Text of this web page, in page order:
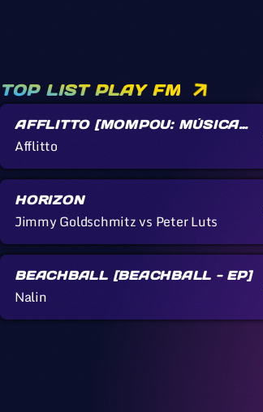
TOP LIST PLAY FM
AFFLITTO [MOMPOU: MÚSICA
CALLADA]
Afflitto
HORIZON
Jimmy Goldschmitz vs Peter Luts
BEACHBALL [BEACHBALL - EP]
Nalin